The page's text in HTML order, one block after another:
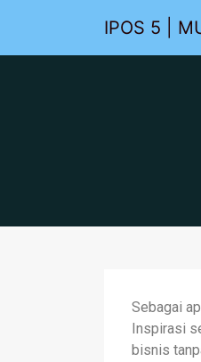
IPOS 5 |
Sebagai
Inspirasi
bisnis